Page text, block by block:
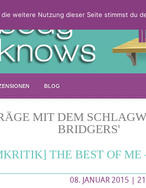
BLOG
MIT DEM
BRIDGERS'
THE BEST OF ME
08. JANUAR 2015 |
die weitere Nutzung dieser Seite stimmst du